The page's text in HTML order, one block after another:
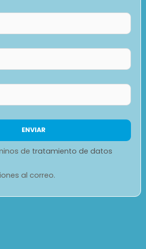
de tratamiento de datos
al correo.